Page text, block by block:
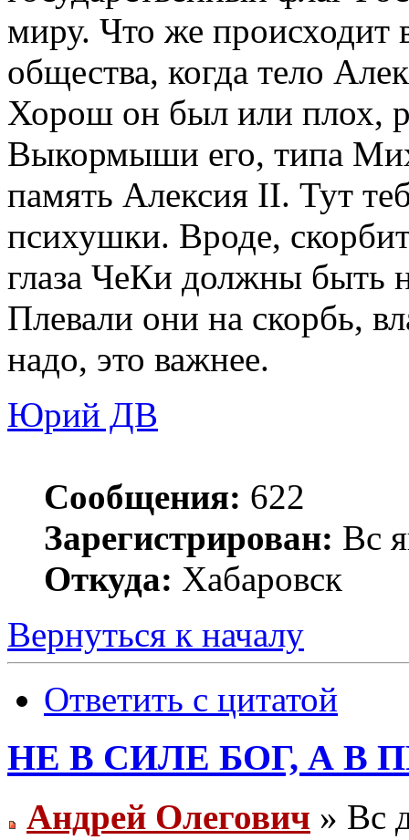
миру. Что же происходит
общества, когда тело
Хорош он был или плох,
Выкормыши его, типа
память Алексия II. Тут
психушки. Вроде,
глаза ЧеКи должны быть
Плевали они на скорбь,
надо, это важнее.
Юрий ДВ
Сообщения: 622
Зарегистрирован: Вс
Откуда: Хабаровск
Вернуться к началу
Ответить с цитатой
НЕ В СИЛЕ БОГ, А В
Андрей Олегович » Вс